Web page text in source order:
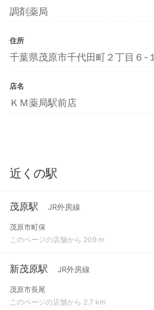
調剤薬局
住所
千葉県茂原市千代田町２丁目６-１
店名
ＫＭ薬局駅前店
近くの駅
茂原駅 JR外房線
茂原市町保
このページの店舗から 209 m
新茂原駅 JR外房線
茂原市長尾
このページの店舗から 2.7 km